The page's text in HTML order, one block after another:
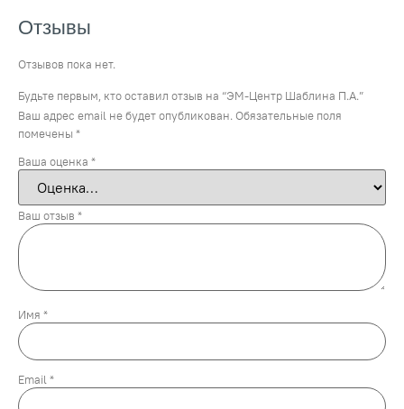
Отзывы
Отзывов пока нет.
Будьте первым, кто оставил отзыв на “ЭМ-Центр Шаблина П.А.”
Ваш адрес email не будет опубликован. Обязательные поля
помечены *
Ваша оценка *
Ваш отзыв *
Имя *
Email *